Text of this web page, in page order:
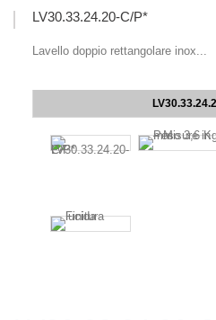
LV30.33.24.20-C/P*
Lavello doppio rettangolare inox...